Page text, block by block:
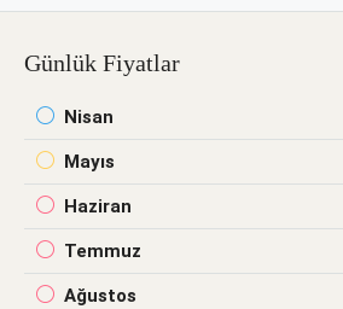
Günlük Fiyatlar
Nisan
Mayıs
Haziran
Temmuz
Ağustos